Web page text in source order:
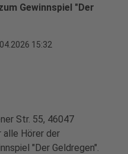
Gewinnspiel "Der
15:32
Str. 55, 46047
alle Hörer der
"Der Geldregen".